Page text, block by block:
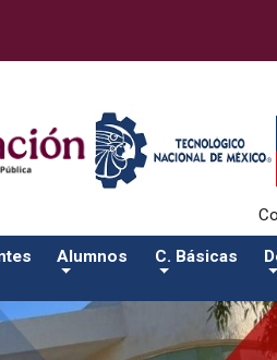
alumnos/apiSalida del comando:
Alumnos C. Básicas